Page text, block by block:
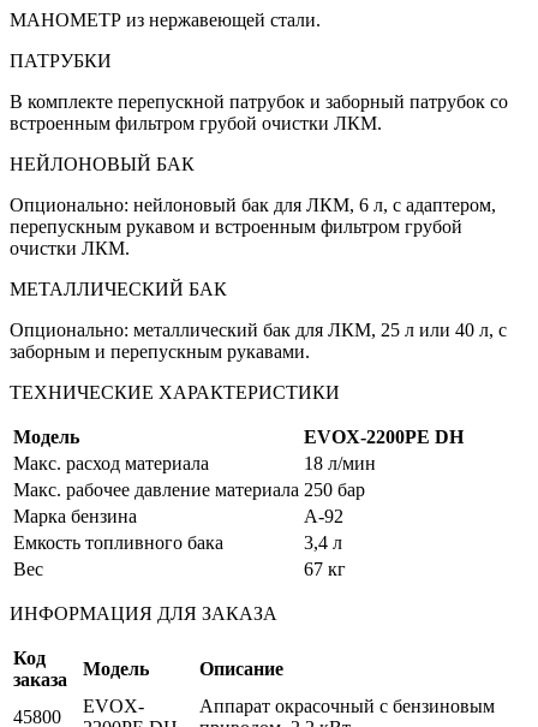
МАНОМЕТР из нержавеющей стали.
ПАТРУБКИ
В комплекте перепускной патрубок и заборный патрубок со
встроенным фильтром грубой очистки ЛКМ.
НЕЙЛОНОВЫЙ БАК
Опционально: нейлоновый бак для ЛКМ, 6 л, с адаптером,
перепускным рукавом и встроенным фильтром грубой
очистки ЛКМ.
МЕТАЛЛИЧЕСКИЙ БАК
Опционально: металлический бак для ЛКМ, 25 л или 40 л, с
заборным и перепускным рукавами.
ТЕХНИЧЕСКИЕ ХАРАКТЕРИСТИКИ
Модель
EVOX-2200PE DH
Макс. расход материала
18 л/мин
Макс. рабочее давление материала 250 бар
Марка бензина
А-92
Емкость топливного бака
3,4 л
Вес
67 кг
ИНФОРМАЦИЯ ДЛЯ ЗАКАЗА
Код
заказа
Модель Описание
45800
EVOX-
Аппарат окрасочный с бензиновым